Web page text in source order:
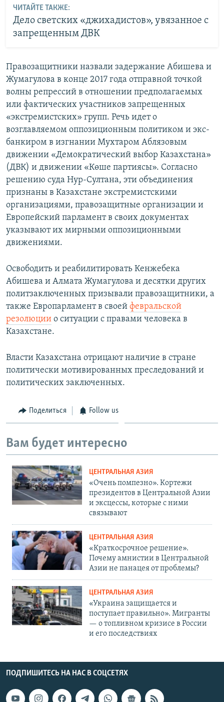
ЧИТАЙТЕ ТАКЖЕ:
Дело светских «джихадистов», увязанное с
запрещенным ДВК
Правозащитники назвали задержание Абишева и
Жумагулова в конце 2017 года отправной точкой
волны репрессий в отношении предполагаемых
или фактических участников запрещенных
«экстремистских» групп. Речь идет о
возглавляемом оппозиционным политиком и экс-
банкиром в изгнании Мухтаром Аблязовым
движении «Демократический выбор Казахстана»
(ДВК) и движении «Көше партиясы». Согласно
решению суда Нур-Султана, эти объединения
признаны в Казахстане экстремистскими
организациями, правозащитные организации и
Европейский парламент в своих документах
указывают их мирными оппозиционными
движениями.
Освободить и реабилитировать Кенжебека
Абишева и Алмата Жумагулова и десятки других
политзаключенных призывали правозащитники, а
также Европарламент в своей февральской
резолюции о ситуации с правами человека в
Казахстане.
Власти Казахстана отрицают наличие в стране
политически мотивированных преследований и
политических заключенных.
Поделиться Follow us
Вам будет интересно
ЦЕНТРАЛЬНАЯ АЗИЯ
«Очень помпезно». Кортежи
президентов в Центральной Азии
и эксцессы, которые с ними
связывают
ЦЕНТРАЛЬНАЯ АЗИЯ
«Краткосрочное решение».
Почему амнистии в Центральной
Азии не панацея от проблемы?
ЦЕНТРАЛЬНАЯ АЗИЯ
«Украина защищается и
поступает правильно». Мигранты
— о топливном кризисе в России
и его последствиях
ПОДПИШИТЕСЬ НА НАС В СОЦСЕТЯХ